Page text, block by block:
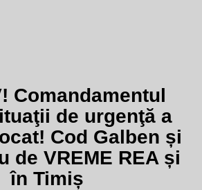
Comandamentul
de urgenţă a
Cod Galben și
de VREME REA și
în Timiș